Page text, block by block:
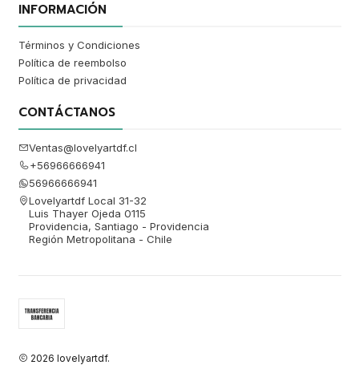
INFORMACIÓN
Términos y Condiciones
Política de reembolso
Política de privacidad
CONTÁCTANOS
Ventas@lovelyartdf.cl
+56966666941
56966666941
Lovelyartdf Local 31-32
Luis Thayer Ojeda 0115
Providencia, Santiago - Providencia
Región Metropolitana - Chile
2026 lovelyartdf.